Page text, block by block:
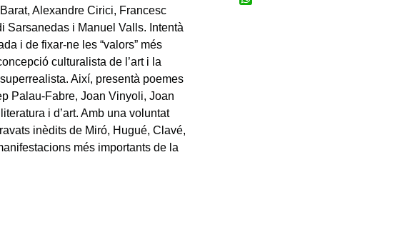
Alexandre Cirici, Francesc
Sarsanedas i Manuel Valls. Intentà
i de fixar-ne les “valors” més
culturalista de l’art i la
Així, presentà poemes
Palau-Fabre, Joan Vinyoli, Joan
i d’art. Amb una voluntat
inèdits de Miró, Hugué, Clavé,
més importants de la